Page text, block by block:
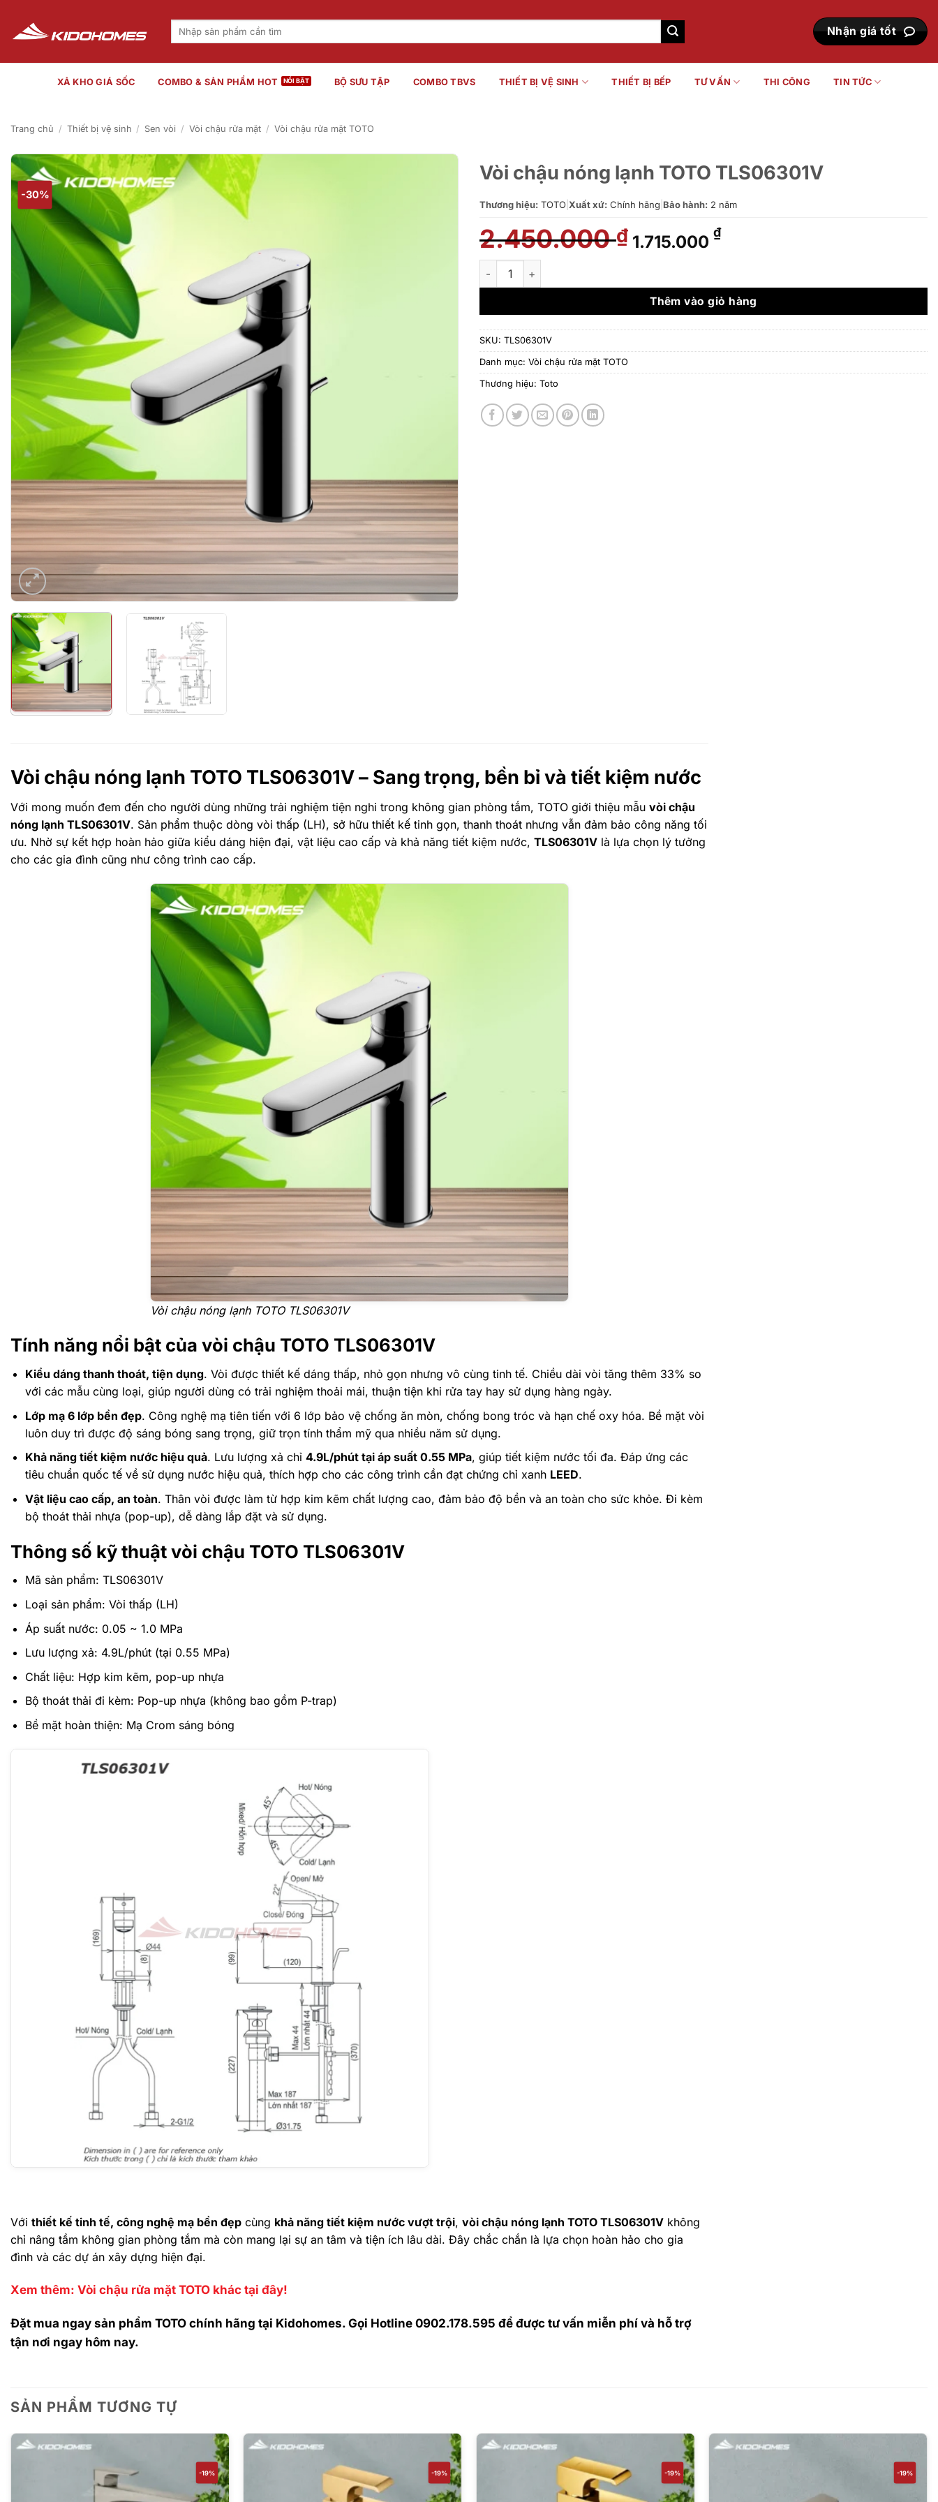
nội
dung
Tìm
Nhận giá tốt
XẢ KHO GIÁ SỐC COMBO & SẢN PHẨM HOT BỘ SƯU TẬP COMBO TBVS THIẾT BỊ VỆ SINH THIẾT BỊ BẾP TƯ VẤN THI CÔNG TIN TỨC
Trang chủ / Thiết bị vệ sinh / Sen vòi / Vòi chậu rửa mặt / Vòi chậu rửa mặt TOTO
-30%
Vòi chậu nóng lạnh TOTO TLS06301V
Thương hiệu: TOTO Xuất xứ: Chính hãng Bảo hành: 2 năm
2.450.000₫ Giá
gốc
2.450.000 ₫.
1.715.000 ₫Giá
là:
1.715.000 ₫.
Vòi chậu nóng lạnh TOTO TLS06301V số lượng
Thêm vào giỏ hàng
SKU: TLS06301V
Danh mục: Vòi chậu rửa mặt TOTO
Thương hiệu: Toto
Vòi chậu nóng lạnh TOTO TLS06301V – Sang trọng, bền bỉ và tiết kiệm nước
Với mong muốn đem đến cho người dùng những trải nghiệm tiện nghi trong không gian phòng tắm, TOTO giới thiệu mẫu vòi chậu
nóng lạnh TLS06301V. Sản phẩm thuộc dòng vòi thấp (LH), sở hữu thiết kế tinh gọn, thanh thoát nhưng vẫn đảm bảo công năng tối
ưu. Nhờ sự kết hợp hoàn hảo giữa kiểu dáng hiện đại, vật liệu cao cấp và khả năng tiết kiệm nước, TLS06301V là lựa chọn lý tưởng
cho các gia đình cũng như công trình cao cấp.
Vòi chậu nóng lạnh TOTO TLS06301V
Tính năng nổi bật của vòi chậu TOTO TLS06301V
Kiểu dáng thanh thoát, tiện dụng. Vòi được thiết kế dáng thấp, nhỏ gọn nhưng vô cùng tinh tế. Chiều dài vòi tăng thêm 33% so
với các mẫu cùng loại, giúp người dùng có trải nghiệm thoải mái, thuận tiện khi rửa tay hay sử dụng hàng ngày.
Lớp mạ 6 lớp bền đẹp. Công nghệ mạ tiên tiến với 6 lớp bảo vệ chống ăn mòn, chống bong tróc và hạn chế oxy hóa. Bề mặt vòi
luôn duy trì được độ sáng bóng sang trọng, giữ trọn tính thẩm mỹ qua nhiều năm sử dụng.
Khả năng tiết kiệm nước hiệu quả. Lưu lượng xả chỉ 4.9L/phút tại áp suất 0.55 MPa, giúp tiết kiệm nước tối đa. Đáp ứng các
tiêu chuẩn quốc tế về sử dụng nước hiệu quả, thích hợp cho các công trình cần đạt chứng chỉ xanh LEED.
Vật liệu cao cấp, an toàn. Thân vòi được làm từ hợp kim kẽm chất lượng cao, đảm bảo độ bền và an toàn cho sức khỏe. Đi kèm
bộ thoát thải nhựa (pop-up), dễ dàng lắp đặt và sử dụng.
Thông số kỹ thuật vòi chậu TOTO TLS06301V
Mã sản phẩm: TLS06301V
Loại sản phẩm: Vòi thấp (LH)
Áp suất nước: 0.05 ~ 1.0 MPa
Lưu lượng xả: 4.9L/phút (tại 0.55 MPa)
Chất liệu: Hợp kim kẽm, pop-up nhựa
Bộ thoát thải đi kèm: Pop-up nhựa (không bao gồm P-trap)
Bề mặt hoàn thiện: Mạ Crom sáng bóng
Với thiết kế tinh tế, công nghệ mạ bền đẹp cùng khả năng tiết kiệm nước vượt trội, vòi chậu nóng lạnh TOTO TLS06301V không
chỉ nâng tầm không gian phòng tắm mà còn mang lại sự an tâm và tiện ích lâu dài. Đây chắc chắn là lựa chọn hoàn hảo cho gia
đình và các dự án xây dựng hiện đại.
Xem thêm: Vòi chậu rửa mặt TOTO khác tại đây!
Đặt mua ngay sản phẩm TOTO chính hãng tại Kidohomes. Gọi Hotline 0902.178.595 để được tư vấn miễn phí và hỗ trợ
tận nơi ngay hôm nay.
SẢN PHẨM TƯƠNG TỰ
-19% -19% -19% -19%